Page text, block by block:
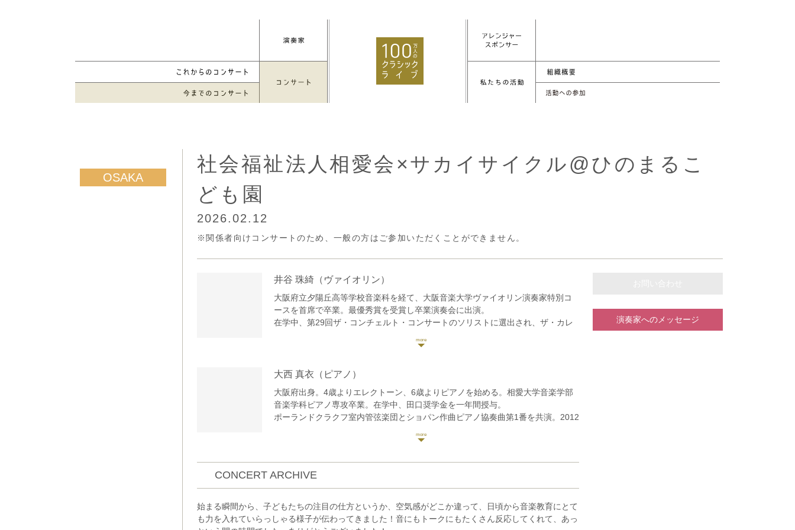
社会福祉法人相愛会×サカイサイクル@ひのまるこ
ども園
2026.02.12
※関係者向けコンサートのため、一般の方はご参加いただくことができません。
井谷 珠綺 （ヴァイオリン）
大阪府立夕陽丘高等学校音楽科を経て、大阪音楽大学ヴァイオリン演奏家特別コ
ースを首席で卒業。最優秀賞を受賞し卒業演奏会に出演。
在学中、第29回ザ・コンチェルト・コンサートのソリストに選出され、ザ・カレ
フォルクヴァング芸術大学にて半年間研鑽を積む。
ヴァントハウス管弦楽団第1コンサートマスター)のマスタークラスを修了。2023
タークラスを修了。
第31回日本クラシック音楽コンクール室内楽部門全国大会最高位。第20回“万里の
長城杯”国際音楽コンクール第1位及び審査員特別賞。第14回バッハホール音楽コ
現在はソロをはじめ室内楽の活動やオーケストラの客演も積極的に行っている。
大西 真衣 （ピアノ）
大阪府出身。4歳よりエレクトーン、6歳よりピアノを始める。相愛大学音楽学部
音楽学科ピアノ専攻卒業。在学中、田口奨学金を一年間授与。
ポーランドクラクフ室内管弦楽団とショパン作曲ピアノ協奏曲第1番を共演。2012
ショパン国際ピアノコンクール in Asia、KOBE国際音楽コンクール、大阪国際音
B.カバラ、K.ギェルジョド、練木繁夫、上田晴子の各氏によるマスタークラス受
講。これまで坂本諭加子、福井亜貴子、故柴田翠、故長谷川美穂子の各氏に師
事。
ソロや伴奏での演奏活動の他、近年、室内楽に積極的に取り組み、多くの音楽家
CONCERT ARCHIVE
始まる瞬間から、子どもたちの注目の仕方というか、空気感がどこか違って、日頃から音楽教育にとて
も力を入れていらっしゃる様子が伝わってきました！音にもトークにもたくさん反応してくれて、あっ
演奏家へのメッセージ